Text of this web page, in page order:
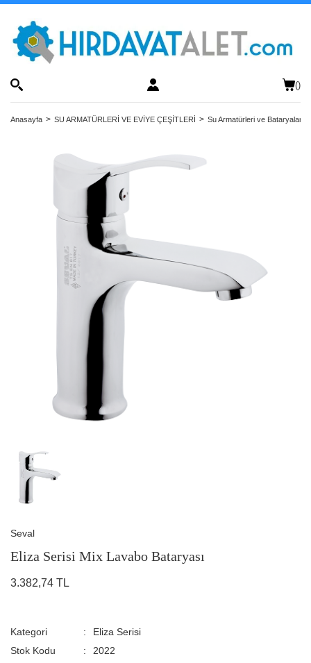
()
Anasayfa SU ARMATÜRLERİ VE EVİYE ÇEŞİTLERİ Su Armatürleri ve Bataryalar
Seval
Eliza Serisi Mix Lavabo Bataryası
3.382,74 TL
Kategori
Eliza Serisi
Stok Kodu
2022